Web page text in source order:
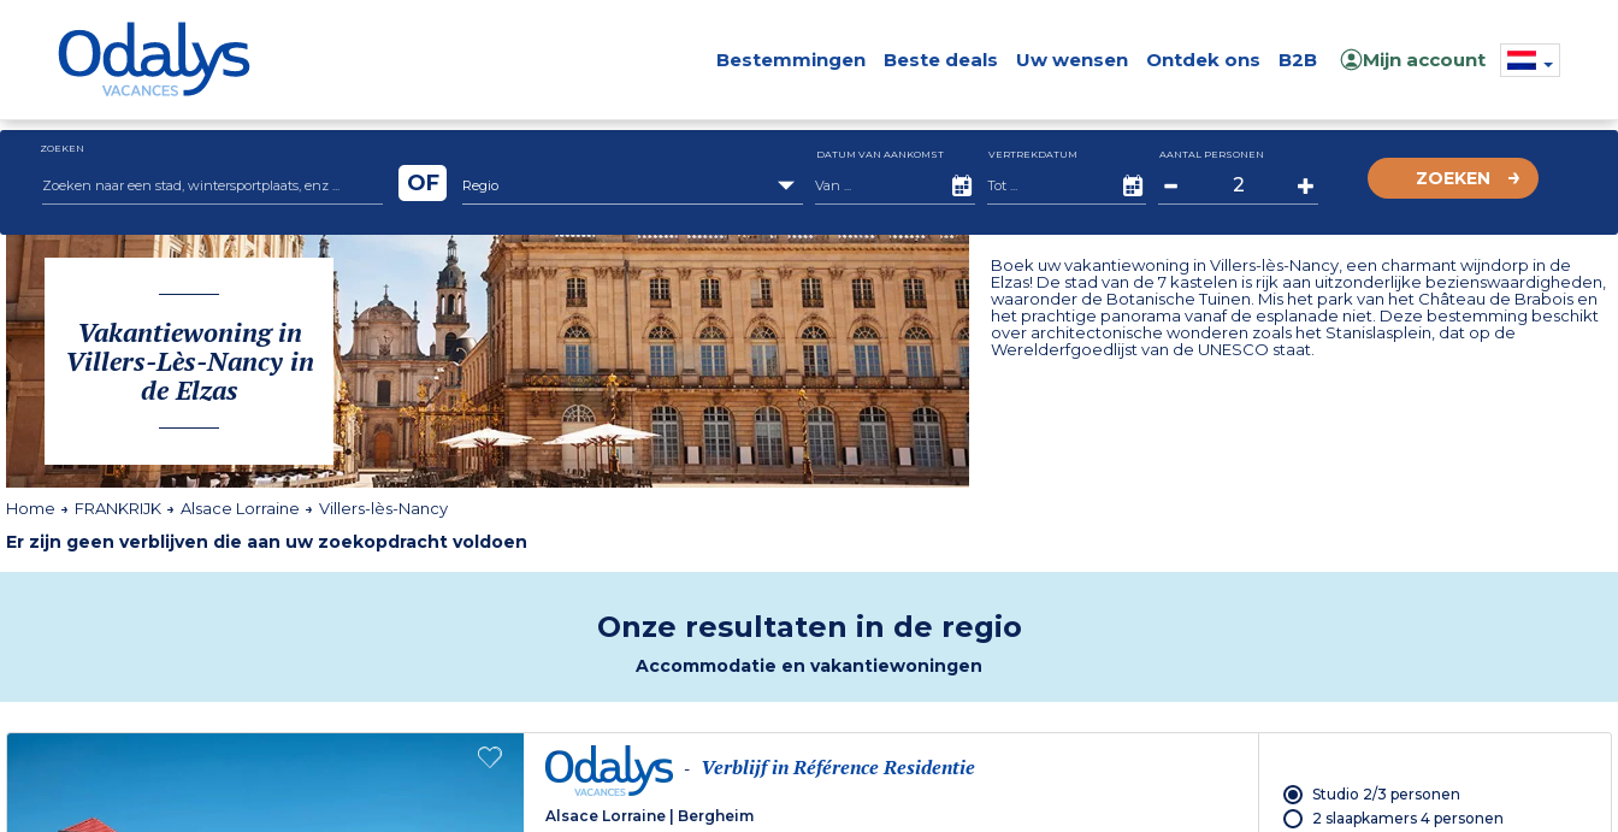
Bestemmingen Beste deals Uw wensen Ontdek ons B2B Mijn account
ZOEKEN
Regio
OF
DATUM VAN AANKOMST VERTREKDATUM AANTAL PERSONEN
ZOEKEN
Vakantiewoning in
Villers-Lès-Nancy in
de Elzas
Boek uw vakantiewoning in Villers-lès-Nancy, een charmant wijndorp in de
Elzas! De stad van de 7 kastelen is rijk aan uitzonderlijke bezienswaardigheden,
waaronder de Botanische Tuinen. Mis het park van het Château de Brabois en
het prachtige panorama vanaf de esplanade niet. Deze bestemming beschikt
over architectonische wonderen zoals het Stanislasplein, dat op de
Werelderfgoedlijst van de UNESCO staat.
Home FRANKRIJK Alsace Lorraine Villers-lès-Nancy
Er zijn geen verblijven die aan uw zoekopdracht voldoen
Onze resultaten in de regio
Accommodatie en vakantiewoningen
- Verblijf in Référence Residentie
Alsace Lorraine Bergheim
Studio 2/3 personen
2 slaapkamers 4 personen